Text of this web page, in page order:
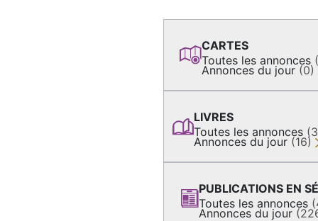
CARTES
Toutes les annonces
Annonces du jour (0)
LIVRES
Toutes les annonces
Annonces du jour (16)
PUBLICATIONS EN
Toutes les annonces
Annonces du jour